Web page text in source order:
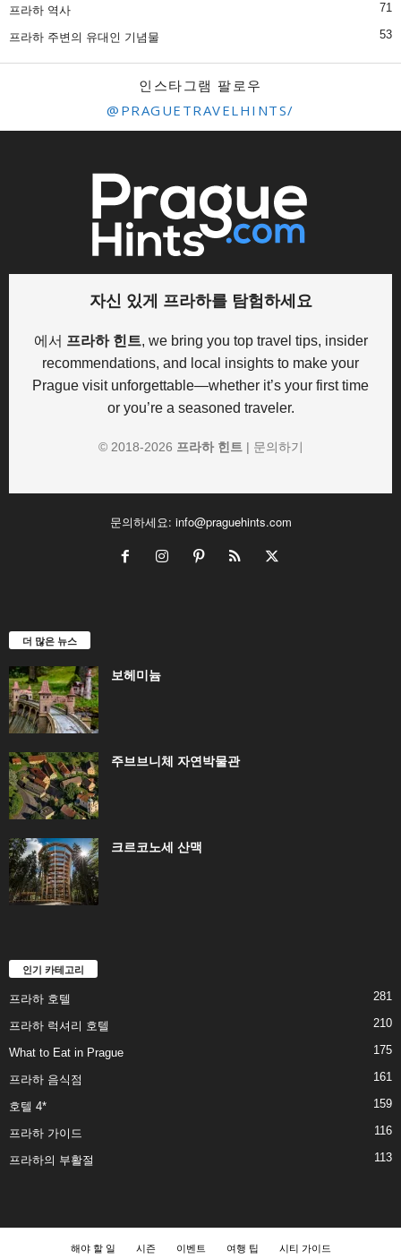
프라하 역사 71
프라하 주변의 유대인 기념물 53
인스타그램 팔로우
@PRAGUETRAVELHINTS/
자신 있게 프라하를 탐험하세요
에서 프라하 힌트, we bring you top travel tips, insider
recommendations, and local insights to make your
Prague visit unforgettable—whether it’s your first time
or you’re a seasoned traveler.
© 2018-2026 프라하 힌트 | 문의하기
문의하세요: info@praguehints.com
더 많은 뉴스
보헤미늄
주브브니체 자연박물관
크르코노세 산맥
인기 카테고리
프라하 호텔 281
프라하 럭셔리 호텔 210
What to Eat in Prague 175
프라하 음식점 161
호텔 4* 159
프라하 가이드 116
프라하의 부활절 113
해야 할 일 시즌 이벤트 여행 팁 시티 가이드